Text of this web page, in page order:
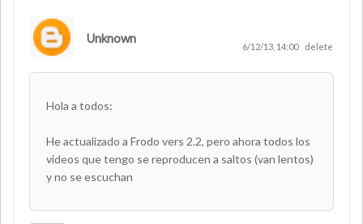
Unknown
6/12/13, 14:00 delete
Hola a todos:
He actualizado a Frodo vers 2.2, pero ahora todos los
videos que tengo se reproducen a saltos (van lentos)
y no se escuchan